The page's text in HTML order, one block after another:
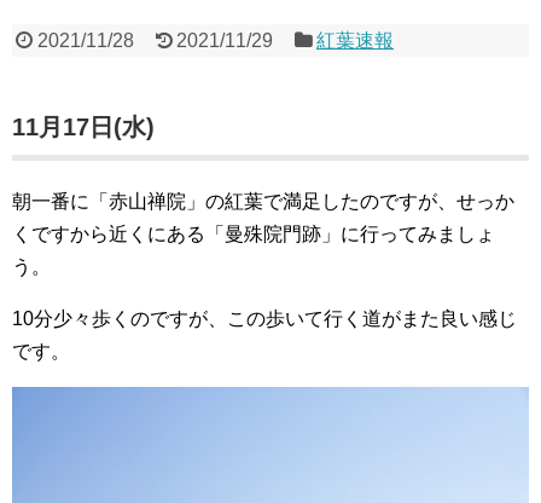
2021/11/28 2021/11/29 紅葉速報
11月17日(水)
朝一番に「赤山禅院」の紅葉で満足したのですが、せっか
くですから近くにある「曼殊院門跡」に行ってみましょ
う。
10分少々歩くのですが、この歩いて行く道がまた良い感じ
です。